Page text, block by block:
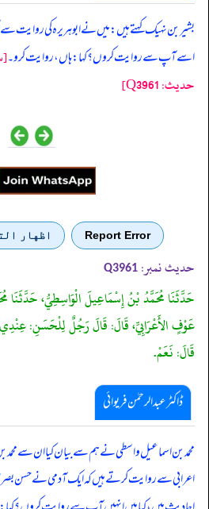
بشیر بن نہیک کہتے ہیں: میں نے ابوہریرہ کی روایت
اسے آپ سے روایت کروں؟ کہا: ہاں، روایت کرو۔
حدیث: Q3961]
Report Error اظهار
حدیث نمبر: Q3961
حَدَّثَنَا مُحَمَّدُ بْنُ إِسْمَاعِيلَ الْوَاسِطِيُّ،
عَوْفٍ الأَعْرَابِيِّ، قَالَ: قَالَ رَجُلٌ لِلْحَسَنِ:
قَالَ: نَعَمْ.
ڈاکٹر عبدالرحمٰن فریوائی
محمد بن اسماعیل واسطی نے ہم سے بیان کیا ان سے
اعرابی سے روایت کرتے ہیں کہ ایک آدمی نے